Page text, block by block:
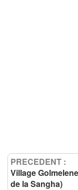
PRECEDENT :
Village
de la Sangha)